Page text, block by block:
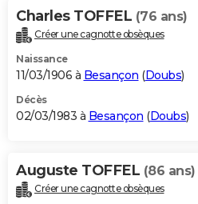
Charles TOFFEL (76 ans)
Créer une cagnotte obsèques
Naissance
11/03/1906 à Besançon (Doubs)
Décès
02/03/1983 à Besançon (Doubs)
Auguste TOFFEL (86 ans)
Créer une cagnotte obsèques